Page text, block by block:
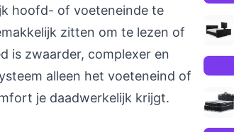
hoofd- of voeteneinde te
zitten om te lezen of
is zwaarder, complexer en
alleen het voeteneind of
je daadwerkelijk krijgt.